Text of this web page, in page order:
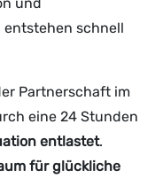
entstehen schnell
Partnerschaft im
eine 24 Stunden
entlastet.
für glückliche